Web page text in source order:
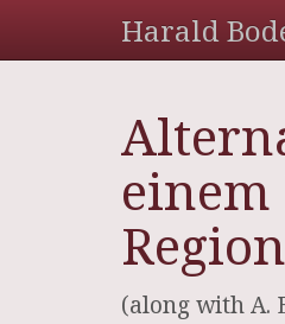
Harald
(along with A.